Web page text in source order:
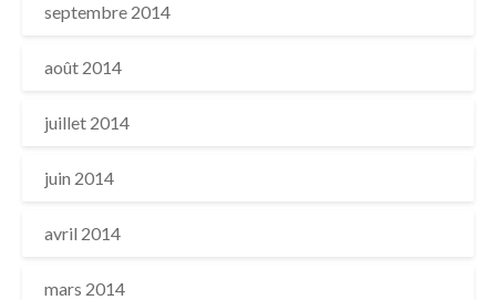
septembre 2014
août 2014
juillet 2014
juin 2014
avril 2014
mars 2014